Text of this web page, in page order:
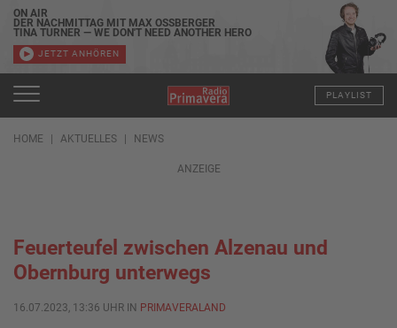
ON AIR
DER NACHMITTAG MIT MAX OSSBERGER
TINA TURNER — WE DON'T NEED ANOTHER HERO
JETZT ANHÖREN
PLAYLIST
HOME AKTUELLES NEWS
ANZEIGE
Feuerteufel zwischen Alzenau und
Obernburg unterwegs
16.07.2023, 13:36 UHR IN PRIMAVERALAND